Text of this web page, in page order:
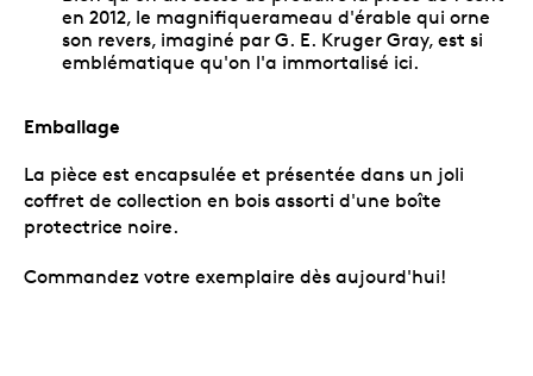
en 2012, le magnifiquerameau d'érable qui orne
son revers, imaginé par G. E. Kruger Gray, est si
emblématique qu'on l'a immortalisé ici.
Emballage
La pièce est encapsulée et présentée dans un joli
coffret de collection en bois assorti d'une boîte
protectrice noire.
Commandez votre exemplaire dès aujourd'hui!